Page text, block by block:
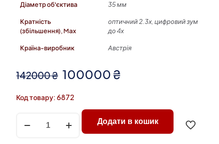
Діаметр об'єктива 35 мм
Кратність
(збільшення), Max
оптичний 2.3x, цифровий зум
до 4x
Країна-виробник Австрія
142000₴ Оригінальна
142000 ₴.
100000 ₴
Код товару: 6872
Тепловізор
монокуляр
KAHLES
Додати в кошик